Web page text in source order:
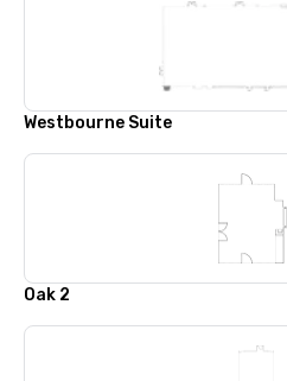
Westbourne Suite
Oak 2